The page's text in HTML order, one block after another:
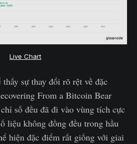
Live Chart
sự thay đổi rõ rệt về đặc
From a Bitcoin Bear
số đều đã đi vào vùng tích cực
liệu không đồng đều trong hầu
hiện đặc điểm rất giống với giai